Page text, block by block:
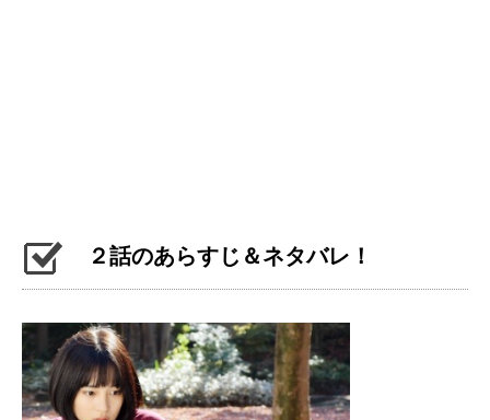
２話のあらすじ＆ネタバレ！